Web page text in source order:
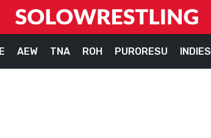
AEW TNA ROH PURORESU INDIES